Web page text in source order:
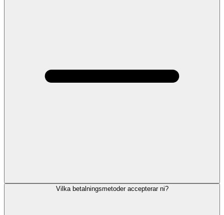
Vilka betalningsmetoder accepterar ni?